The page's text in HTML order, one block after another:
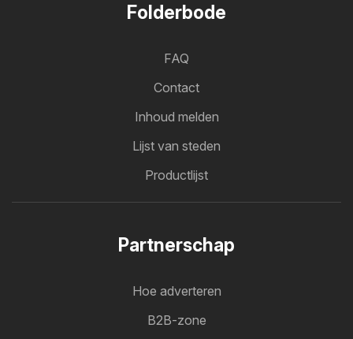
Folderbode
FAQ
Contact
Inhoud melden
Lijst van steden
Productlijst
Partnerschap
Hoe adverteren
B2B-zone